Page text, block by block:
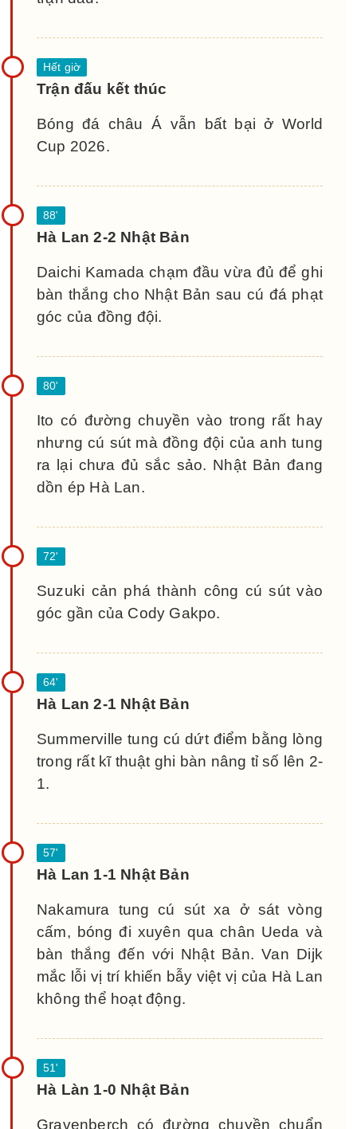
Trận đấu kết thúc
Bóng đá châu Á vẫn bất bại ở World
Cup 2026.
Hà Lan 2-2 Nhật Bản
Daichi Kamada chạm đầu vừa đủ để ghi
bàn thắng cho Nhật Bản sau cú đá phạt
góc của đồng đội.
Ito có đường chuyền vào trong rất hay
nhưng cú sút mà đồng đội của anh tung
ra lại chưa đủ sắc sảo. Nhật Bản đang
dồn ép Hà Lan.
Suzuki cản phá thành công cú sút vào
góc gần của Cody Gakpo.
Hà Lan 2-1 Nhật Bản
Summerville tung cú dứt điểm bằng lòng
trong rất kĩ thuật ghi bàn nâng tỉ số lên 2-
1.
Hà Lan 1-1 Nhật Bản
Nakamura tung cú sút xa ở sát vòng
cấm, bóng đi xuyên qua chân Ueda và
bàn thắng đến với Nhật Bản. Van Dijk
mắc lỗi vị trí khiến bẫy việt vị của Hà Lan
không thể hoạt động.
Hà Làn 1-0 Nhật Bản
Gravenberch có đường chuyền chuẩn